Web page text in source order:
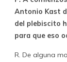
Antonio Kast
del plebiscito
para que eso
R. De alguna